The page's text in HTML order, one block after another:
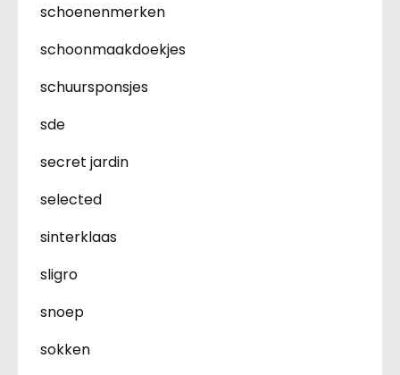
schoenenmerken
schoonmaakdoekjes
schuursponsjes
sde
secret jardin
selected
sinterklaas
sligro
snoep
sokken